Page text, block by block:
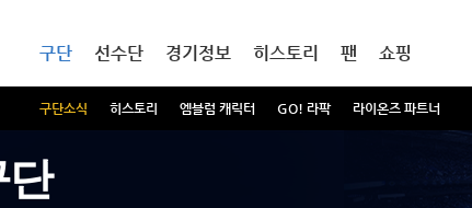
구단
구단소식 히스토리 엠블럼 캐릭터 GO! 라팍 라이온즈 파트너
선수단 경기정보 히스토리 팬 쇼핑
단